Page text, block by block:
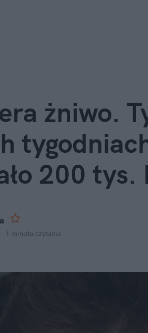
żniwo.
200 tys.
1 minuta czytania